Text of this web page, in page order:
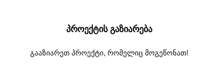
ᲞᲠᲝᲔᲥᲢᲘᲡ ᲒᲐᲖᲘᲐᲠᲔᲑᲐ
გააზიარეთ პროექტი, რომელიც მოგეწონათ!